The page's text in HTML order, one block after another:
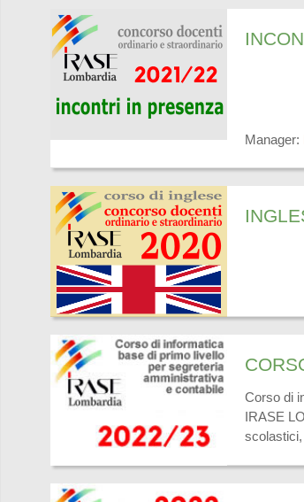
Manager:
Corso di
IRASE